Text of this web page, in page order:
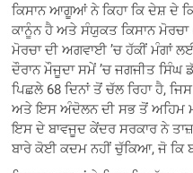
ਕਿਸਾਨ ਆਗੂਆਂ ਨੇ ਕਿਹਾ ਕਿ ਦੇਸ਼ ਦੇ
ਕਾਨੂੰਨ ਹੈ ਅਤੇ ਸੰਯੁਕਤ ਕਿਸਾਨ
ਮੋਰਚਾ ਦੀ ਅਗਵਾਈ ’ਚ ਹੱਕੀਂ ਮੰਗਾਂ
ਦੌਰਾਨ ਮੌਜੂਦਾ ਸਮੇਂ ’ਚ ਜਗਜੀਤ ਸਿੰਘ
ਪਿਛਲੇ 68 ਦਿਨਾਂ ਤੋਂ ਚੱਲ ਰਿਹਾ ਹੈ,
ਅਤੇ ਇਸ ਅੰਦੋਲਨ ਦੀ ਸਭ ਤੋਂ ਅਹਿਮ
ਇਸ ਦੇ ਬਾਵਜੂਦ ਕੇਂਦਰ ਸਰਕਾਰ ਨੇ
ਬਾਰੇ ਕੋਈ ਕਦਮ ਨਹੀਂ ਚੁੱਕਿਆ, ਜੋ ਕਿ